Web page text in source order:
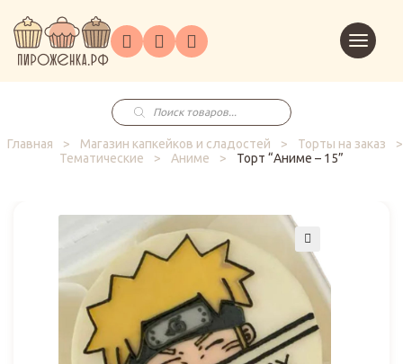
ГлавнаяКаталог
на
заказ
Праздники
Корпоративным
клиентам
в
корзину
Поиск
товаров
Главная
> Магазин капкейков и сладостей > Торты на заказ
>
Тематические
> Аниме > Торт “Аниме – 15”